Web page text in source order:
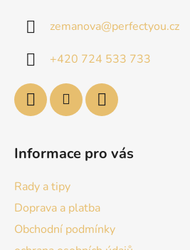
zemanova@perfectyou.cz
+420 724 533 733
Informace pro vás
Rady a tipy
Doprava a platba
Obchodní podmínky